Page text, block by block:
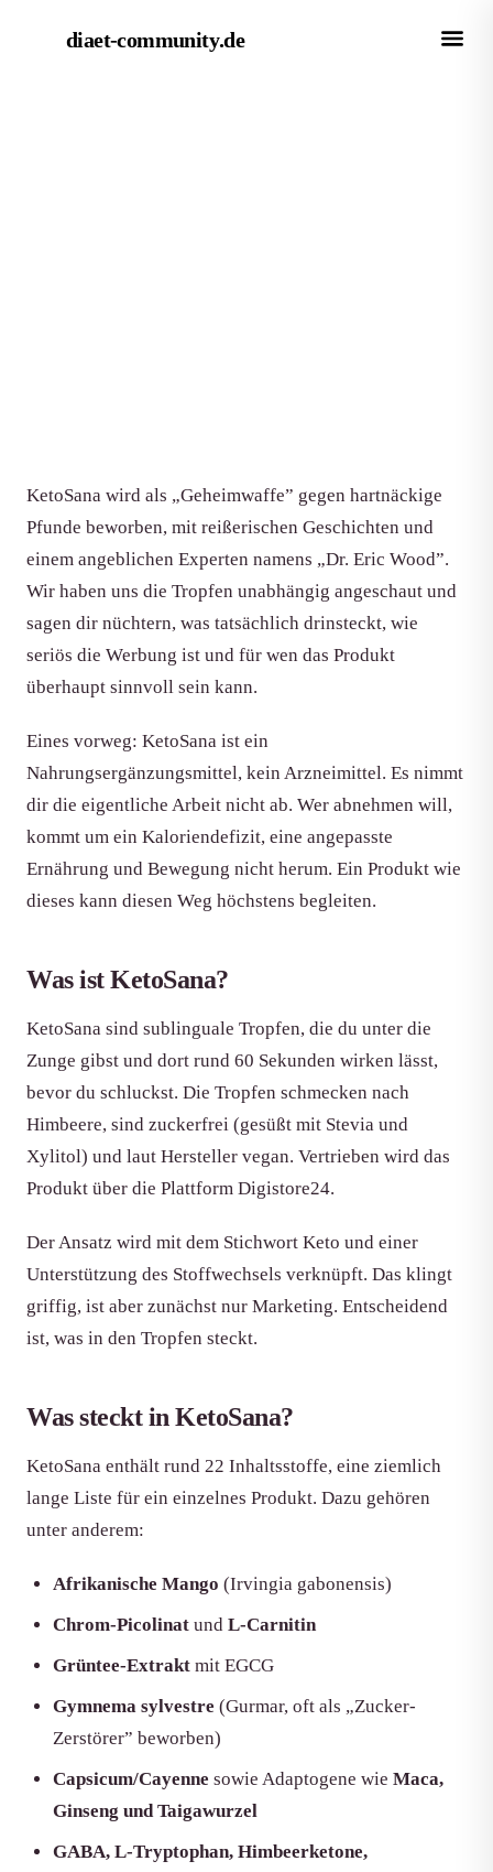
diaet-community.de
KetoSana wird als „Geheimwaffe” gegen hartnäckige
Pfunde beworben, mit reißerischen Geschichten und
einem angeblichen Experten namens „Dr. Eric Wood”.
Wir haben uns die Tropfen unabhängig angeschaut und
sagen dir nüchtern, was tatsächlich drinsteckt, wie
seriös die Werbung ist und für wen das Produkt
überhaupt sinnvoll sein kann.
Eines vorweg: KetoSana ist ein
Nahrungsergänzungsmittel, kein Arzneimittel. Es nimmt
dir die eigentliche Arbeit nicht ab. Wer abnehmen will,
kommt um ein Kaloriendefizit, eine angepasste
Ernährung und Bewegung nicht herum. Ein Produkt wie
dieses kann diesen Weg höchstens begleiten.
Was ist KetoSana?
KetoSana sind sublinguale Tropfen, die du unter die
Zunge gibst und dort rund 60 Sekunden wirken lässt,
bevor du schluckst. Die Tropfen schmecken nach
Himbeere, sind zuckerfrei (gesüßt mit Stevia und
Xylitol) und laut Hersteller vegan. Vertrieben wird das
Produkt über die Plattform Digistore24.
Der Ansatz wird mit dem Stichwort Keto und einer
Unterstützung des Stoffwechsels verknüpft. Das klingt
griffig, ist aber zunächst nur Marketing. Entscheidend
ist, was in den Tropfen steckt.
Was steckt in KetoSana?
KetoSana enthält rund 22 Inhaltsstoffe, eine ziemlich
lange Liste für ein einzelnes Produkt. Dazu gehören
unter anderem:
Afrikanische Mango (Irvingia gabonensis)
Chrom-Picolinat und L-Carnitin
Grüntee-Extrakt mit EGCG
Gymnema sylvestre (Gurmar, oft als „Zucker-
Zerstörer” beworben)
Capsicum/Cayenne sowie Adaptogene wie Maca,
Ginseng und Taigawurzel
GABA, L-Tryptophan, Himbeerketone,